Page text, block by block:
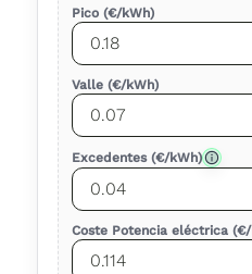
Pico (€/kWh)
Valle (€/kWh)
Excedentes (€/kWh)
Coste Potencia eléctrica